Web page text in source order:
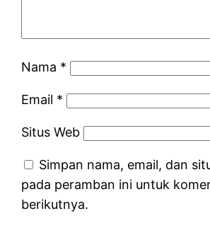
Nama *
Email *
Situs Web
Simpan nama, email, dan
pada peramban ini untuk
berikutnya.